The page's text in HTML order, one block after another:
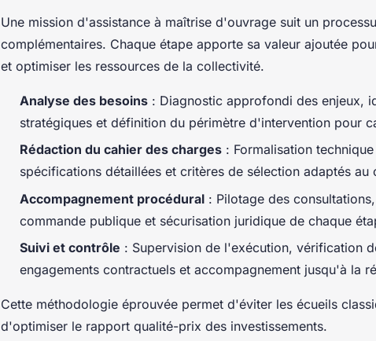
Une mission d'assistance à maîtrise d'ouvrage suit un
complémentaires. Chaque étape apporte sa valeur ajoutée
et optimiser les ressources de la collectivité.
Analyse des besoins : Diagnostic approfondi des enjeux,
stratégiques et définition du périmètre d'intervention pour
Rédaction du cahier des charges : Formalisation
spécifications détaillées et critères de sélection adaptés au
Accompagnement procédural : Pilotage des
commande publique et sécurisation juridique de chaque
Suivi et contrôle : Supervision de l'exécution, vérification
engagements contractuels et accompagnement jusqu'à la
Cette méthodologie éprouvée permet d'éviter les écueils
d'optimiser le rapport qualité-prix des investissements.